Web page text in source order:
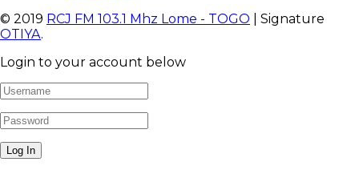
© 2019 RCJ FM 103.1 Mhz Lome - TOGO | Signature
OTIYA.
Login to your account below